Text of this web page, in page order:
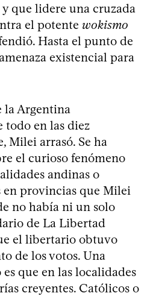
que lidere una cruzada
el potente wokismo
Hasta el punto de
existencial para
la Argentina
todo en las diez
Milei arrasó. Se ha
el curioso fenómeno
andinas o
en provincias que Milei
no había ni un solo
de La Libertad
el libertario obtuvo
de los votos. Una
que en las localidades
creyentes. Católicos o